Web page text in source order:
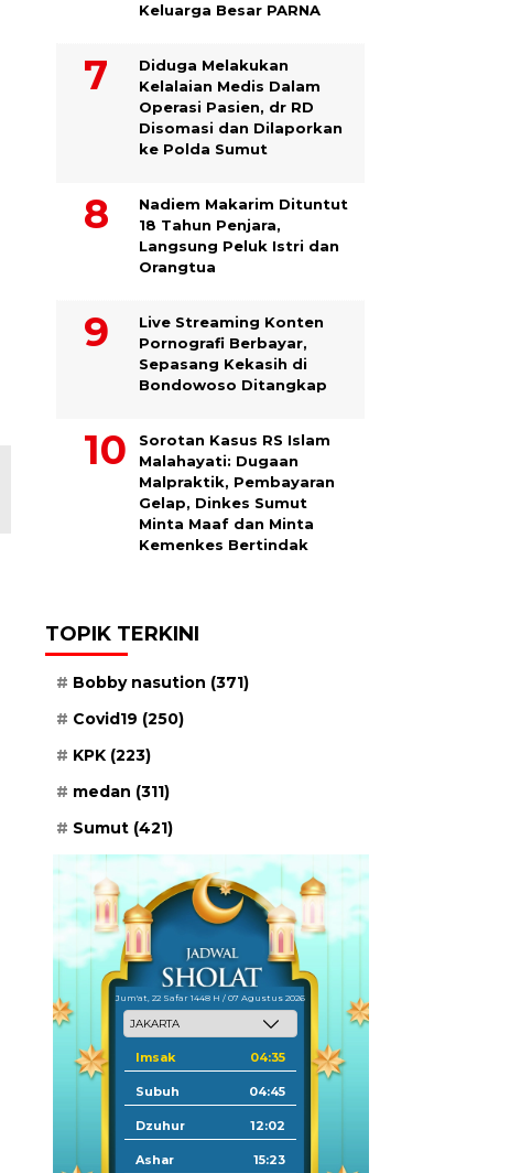
Keluarga Besar PARNA
Diduga Melakukan
Kelalaian Medis Dalam
Operasi Pasien, dr RD
Disomasi dan Dilaporkan
ke Polda Sumut
​Nadiem Makarim Dituntut
18 Tahun Penjara,
Langsung Peluk Istri dan
Orangtua
Live Streaming Konten
Pornografi Berbayar,
Sepasang Kekasih di
Bondowoso Ditangkap
Sorotan Kasus RS Islam
Malahayati: Dugaan
Malpraktik, Pembayaran
Gelap, Dinkes Sumut
Minta Maaf dan Minta
Kemenkes Bertindak
TOPIK TERKINI
Bobby nasution (371)
Covid19 (250)
KPK (223)
medan (311)
Sumut (421)
Jum'at, 22 Safar 1448 H / 07 Agustus 2026
Imsak 04:35
Subuh 04:45
Dzuhur 12:02
Ashar 15:23